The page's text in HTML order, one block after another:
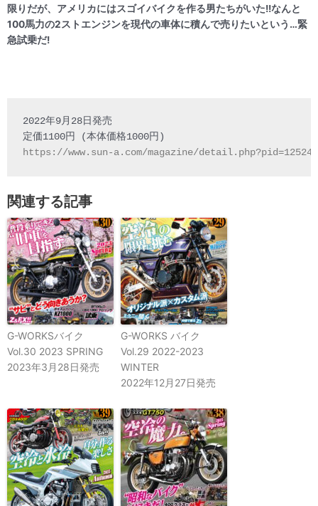
限りだが、アメリカにはスゴイバイクを作る男たちがいた!!なんと
100馬力の2ストエンジンを現代の車体に積んで売りたいという…緊
急試乗だ!
2022年9月28日発売
https://www.sun-a.com/magazine/detail.php?pid=12524
関連する記事
G-WORKSバイク
Vol.30 2023 SPRING
2023年3月28日発売
G-WORKS バイク
Vol.29 2022-2023
WINTER
2022年12月27日発売